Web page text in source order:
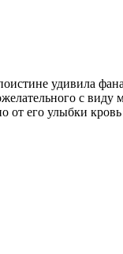
удивила
с виду
его улыбки